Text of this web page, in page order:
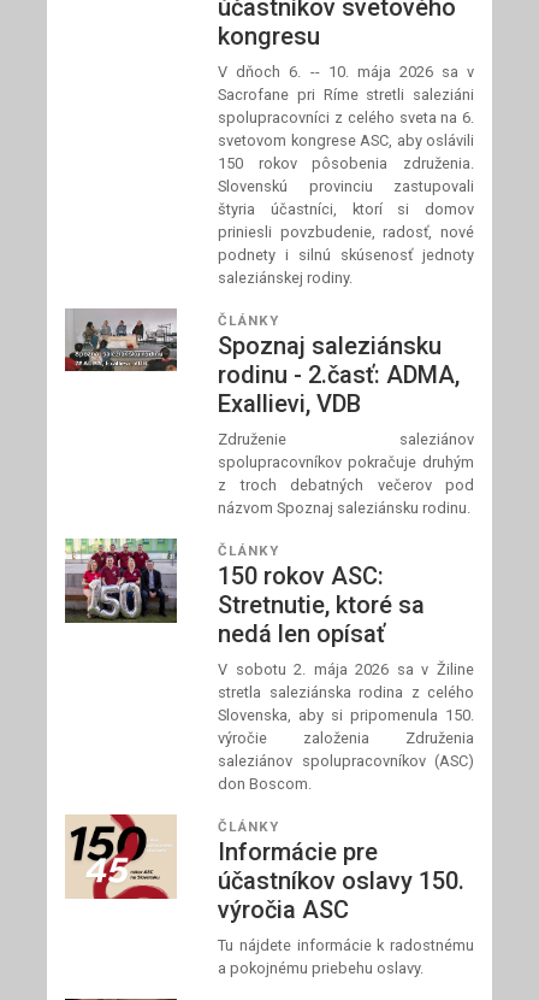
účastníkov svetového
kongresu
V dňoch 6. -- 10. mája 2026 sa v
Sacrofane pri Ríme stretli saleziáni
spolupracovníci z celého sveta na 6.
svetovom kongrese ASC, aby oslávili
150 rokov pôsobenia združenia.
Slovenskú provinciu zastupovali
štyria účastníci, ktorí si domov
priniesli povzbudenie, radosť, nové
podnety i silnú skúsenosť jednoty
saleziánskej rodiny.
ČLÁNKY
Spoznaj saleziánsku
rodinu - 2.časť: ADMA,
Exallievi, VDB
Združenie saleziánov
spolupracovníkov pokračuje druhým
z troch debatných večerov pod
názvom Spoznaj saleziánsku rodinu.
ČLÁNKY
150 rokov ASC:
Stretnutie, ktoré sa
nedá len opísať
V sobotu 2. mája 2026 sa v Žiline
stretla saleziánska rodina z celého
Slovenska, aby si pripomenula 150.
výročie založenia Združenia
saleziánov spolupracovníkov (ASC)
don Boscom.
ČLÁNKY
Informácie pre
účastníkov oslavy 150.
výročia ASC
Tu nájdete informácie k radostnému
a pokojnému priebehu oslavy.